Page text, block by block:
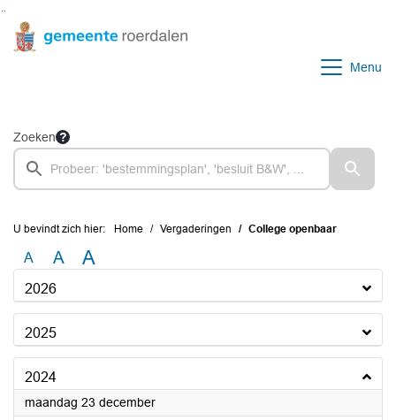
Ga naar de inhoud van deze pagina
Ga naar het zoeken
Ga naar het menu
Menu
Zoeken
U bevindt zich hier: Home Vergaderingen College openbaar
A A A
2026
2025
2024
maandag 23 december2024